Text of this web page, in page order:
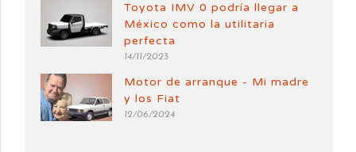
Toyota IMV 0 podría llegar a
México como la utilitaria
perfecta
14/11/2023
Motor de arranque - Mi madre
y los Fiat
12/06/2024